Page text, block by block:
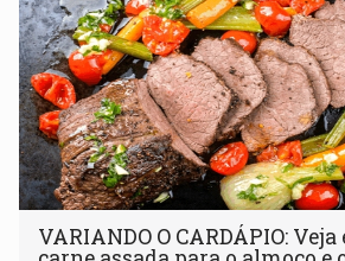
VARIANDO O CARDÁPIO: